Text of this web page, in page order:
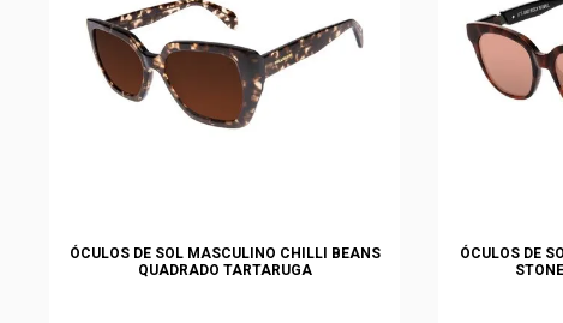
ÓCULOS DE SOL MASCULINO CHILLI BEANS
QUADRADO TARTARUGA
ÓCULOS DE